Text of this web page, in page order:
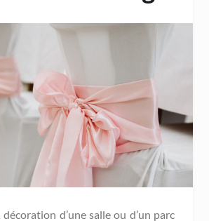
d’une salle ou d’un parc